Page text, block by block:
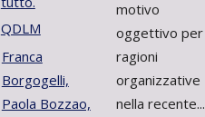
QDLM
Franca
Borgogelli,
Paola Bozzao,
motivo
oggettivo per
ragioni
organizzative
nella recente...